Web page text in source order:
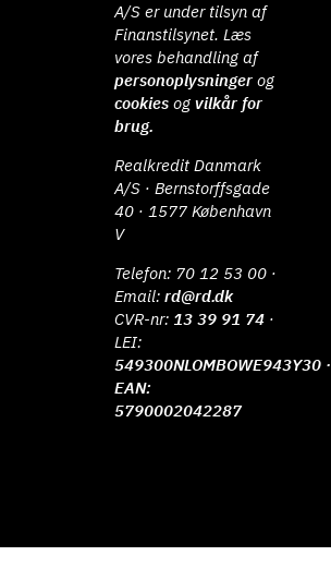
A/S er under tilsyn af
Finanstilsynet. Læs
vores behandling af
personoplysninger og
cookies ogvilkår for
brug.
Realkredit Danmark
A/S · Bernstorffsgade
40 · 1577 København
V
Telefon: 70 12 53 00 ·
Email:rd@rd.dk
CVR-nr: 13 39 91 74 ·
LEI:
549300NLOMBOWE943Y30 ·
EAN:
5790002042287